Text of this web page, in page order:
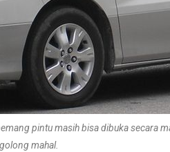
pintu masih bisa dibuka secara
mahal.